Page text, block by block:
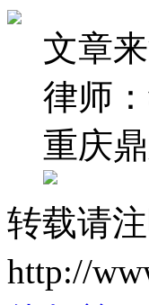
文章来
律师：
重庆
转载请
http://